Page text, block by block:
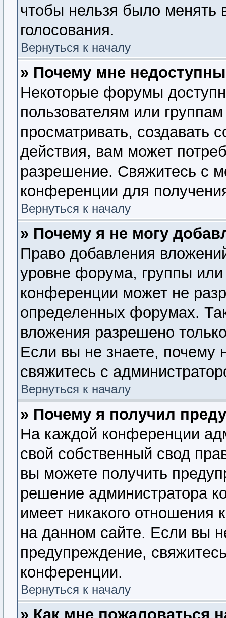
чтобы нельзя было менять
голосования.
Вернуться к началу
» Почему мне
Некоторые форумы
пользователям или
просматривать, создавать
действия, вам может
разрешение. Свяжитесь с
конференции для
Вернуться к началу
» Почему я не могу
Право добавления
уровне форума, группы
конференции может не
определенных форумах.
вложения разрешено
Если вы не знаете, почему
свяжитесь с
Вернуться к началу
» Почему я получил
На каждой конференции
свой собственный свод
вы можете получить
решение администратора
имеет никакого
на данном сайте. Если вы
предупреждение,
конференции.
Вернуться к началу